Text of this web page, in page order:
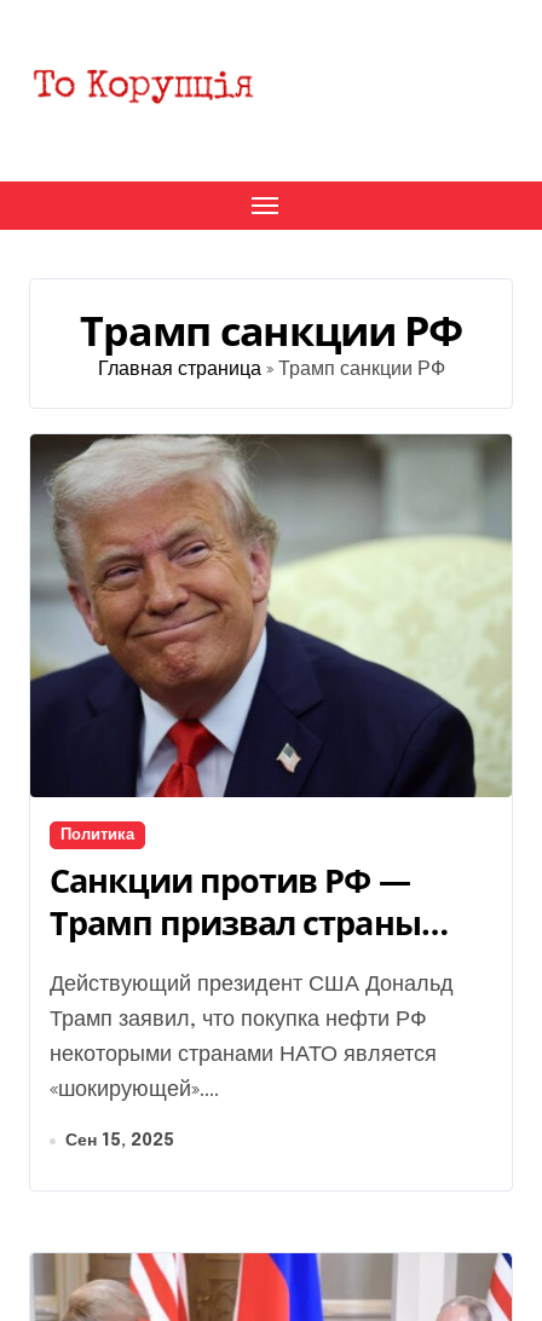
содержанию
Трамп санкции РФ
Главная страница» Трамп санкции РФ
Политика
Санкции против РФ —
Трамп призвал страны
НАТО отказаться от нефти
из России
Действующий президент США Дональд
Трамп заявил, что покупка нефти РФ
некоторыми странами НАТО является
«шокирующей»....
Сен 15, 2025